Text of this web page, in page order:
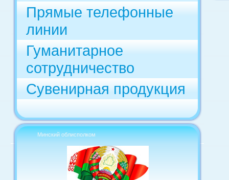
Прямые телефонные
линии
Гуманитарное
сотрудничество
Сувенирная продукция
Минский облисполком